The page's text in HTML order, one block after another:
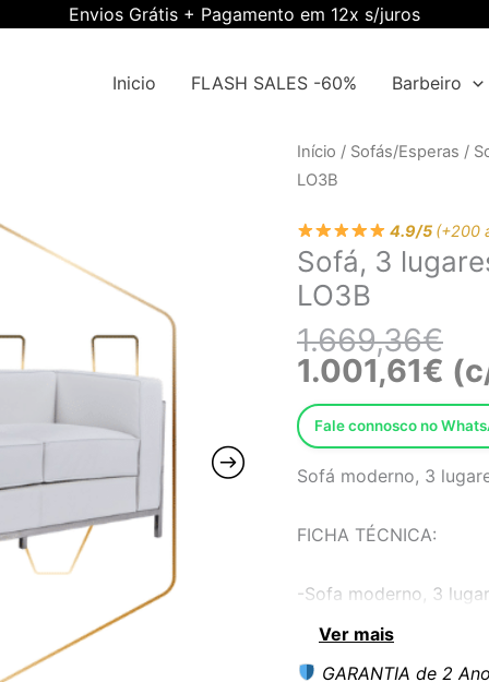
Envios Grátis + Pagamento em 12x s/juros
Inicio FLASH SALES -60% Barbeiro
Início / Sofás/Esperas /
LO3B
4.9/5 (+200
Sofá, 3
LO3B
1.669,36€
O
O
é:
1.001,61€
Fale connosco no
Sofá moderno, 3
FICHA TÉCNICA:
-Sofa moderno, 3
Ver mais
GARANTIA de 2
Quantidade
de
3
lugares,
pele
branca
EWGS-
LO3B